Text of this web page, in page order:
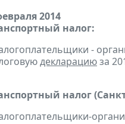
2014
налог:
-
декларациюза
налог